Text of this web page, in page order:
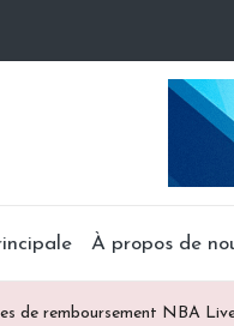
À propos de
de remboursement NBA